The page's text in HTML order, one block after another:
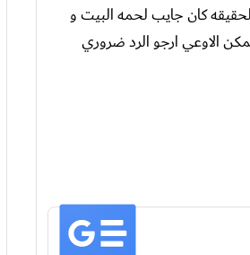
كان جايب لحمه البيت و
الاوعي ارجو الرد ضروري